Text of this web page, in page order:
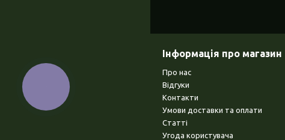
Інформація про магазин
Про нас
Відгуки
Контакти
Умови доставки та оплати
Статті
Угода користувача